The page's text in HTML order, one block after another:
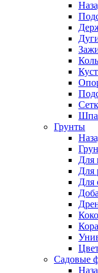
Грунты
Для
Для
Для
Кора
Садовые